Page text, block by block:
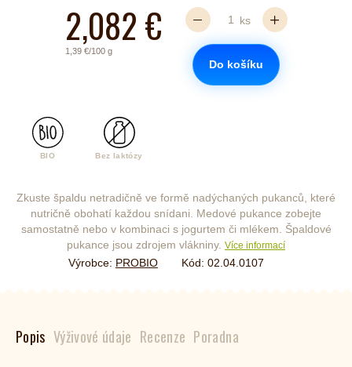
2,082 €
1,39 €/100 g
ks
Do košíku
BIO Bez laktózy
Zkuste špaldu netradičně ve formě nadýchaných pukanců, které
nutričně obohatí každou snídani. Medové pukance zobejte
samostatně nebo v kombinaci s jogurtem či mlékem. Špaldové
pukance jsou zdrojem vlákniny. Více informací
Výrobce: PROBIO Kód: 02.04.0107
Popis Výživové údaje Recenze Poradna